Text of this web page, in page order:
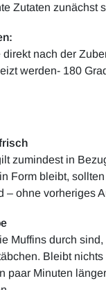
Zutaten zunächst
direkt nach der
werden- 180
zumindest in
Form bleibt,
– ohne vorheriges
Muffins durch
Bleibt
paar Minuten